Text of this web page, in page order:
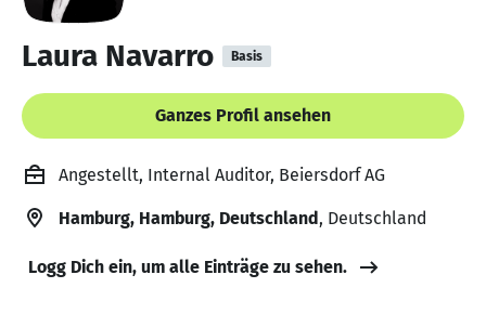
Laura Navarro Basis
Ganzes Profil ansehen
Angestellt, Internal Auditor, Beiersdorf AG
Hamburg, Hamburg, Deutschland, Deutschland
Logg Dich ein, um alle Einträge zu sehen.